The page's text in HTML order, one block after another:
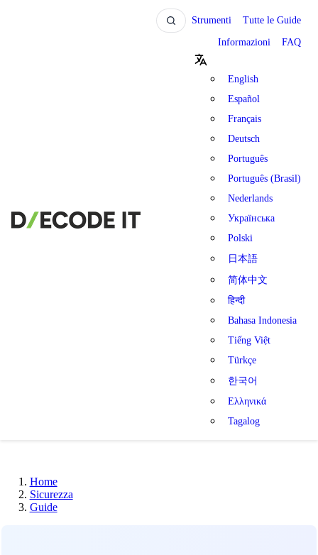
Strumenti Tutte le Guide
Informazioni FAQ
English
Español
Français
Deutsch
Português
Português (Brasil)
Nederlands
Українська
Polski
日本語
简体中文
हिन्दी
Bahasa Indonesia
Tiếng Việt
Türkçe
한국어
Ελληνικά
Tagalog
Home
Sicurezza
Guide